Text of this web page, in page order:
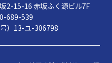
2-15-16 赤坂ふく源ビル7F
689-539
）13-ユ-306798